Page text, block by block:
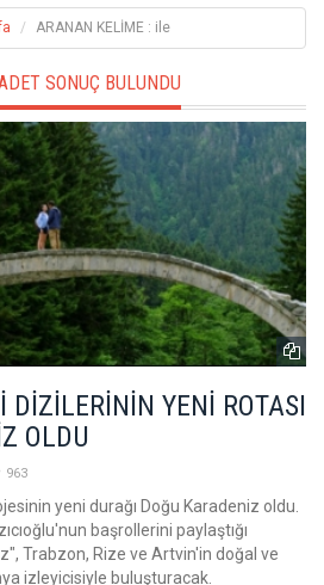
ARANAN KELİME : ile
SONUÇ BULUNDU
DİZİLERİNİN YENİ ROTASI
OLDU
963
yeni durağı Doğu Karadeniz oldu.
başrollerini paylaştığı
Trabzon, Rize ve Artvin'in doğal ve
izleyicisiyle buluşturacak.